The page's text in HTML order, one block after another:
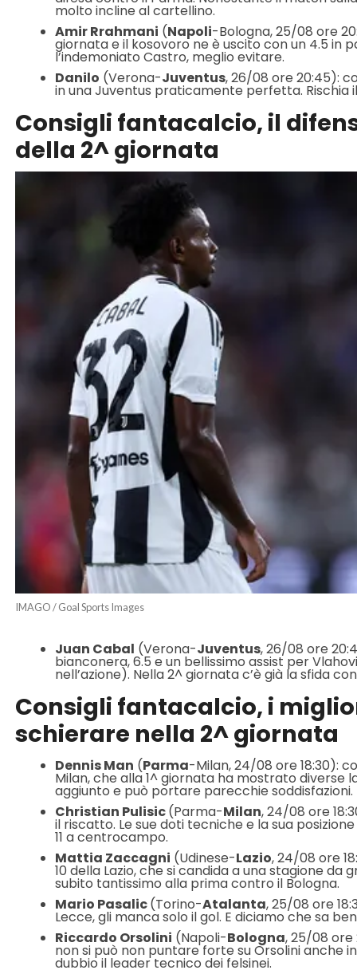
molto incline al cartellino.
Amir Rrahmani (Napoli-Bologna, 25/08 ore
giornata e il kosovoro ne è uscito con un 4.5 in
l’indemoniato Castro, meglio evitare.
Danilo (Verona-Juventus, 26/08 ore 20:45):
in una Juventus praticamente perfetta. Rischia
Consigli fantacalcio, il
della 2^ giornata
IMAGO / Goal Sports Images
Juan Cabal (Verona-Juventus, 26/08 ore
bianconera, 6.5 e un bellissimo assist per
nell’azione). Nella 2^ giornata c’è già la sfida
Consigli fantacalcio, i
schierare nella 2^ giornata
Dennis Man (Parma-Milan, 24/08 ore 18:30):
Milan, che alla 1^ giornata ha mostrato diverse
aggiunto e può portare parecchie soddisfazioni.
Christian Pulisic(Parma-Milan, 24/08 ore
il riscatto. Le sue doti tecniche e la sua
11 a centrocampo.
Mattia Zaccagni (Udinese-Lazio, 24/08 ore
10 della Lazio, che si candida a una stagione da
subito tantissimo alla prima contro il Bologna.
Mario Pasalic(Torino-Atalanta, 25/08 ore
Lecce, gli manca solo il gol. E diciamo che sa
Riccardo Orsolini (Napoli-Bologna, 25/08
non si può non puntare forte su Orsolini anche
dubbio il leader tecnico dei felsinei.